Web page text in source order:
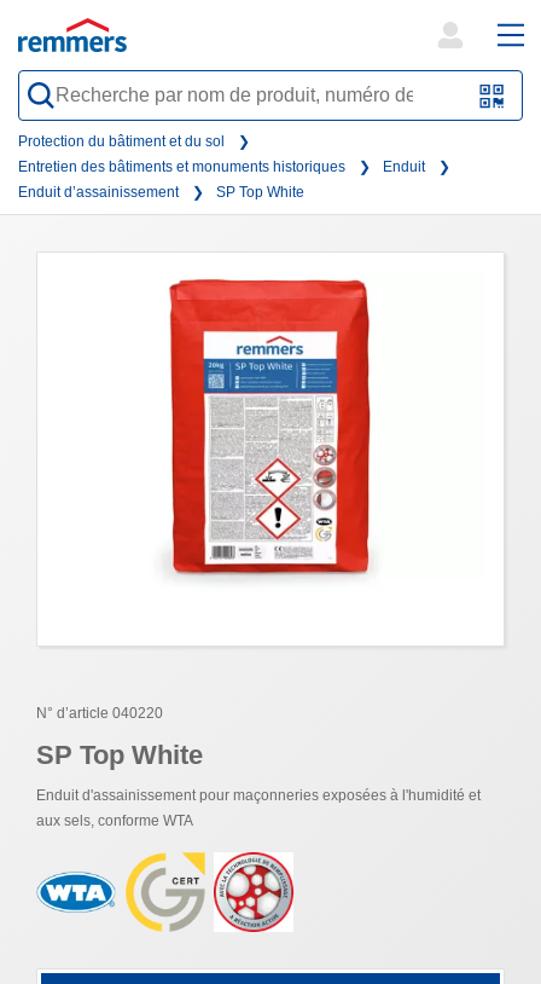
QR-
search
form
Protection du bâtiment et du sol
Entretien des bâtiments et monuments historiques
Enduit
Enduit d’assainissement
SP Top White
N° d’article 040220
SP Top White
Enduit d'assainissement pour maçonneries exposées à l'humidité et
aux sels, conforme WTA